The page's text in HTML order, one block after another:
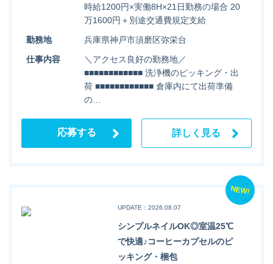
時給1200円×実働8H×21日勤務の場合 20
万1600円＋別途交通費規定支給
勤務地
兵庫県神戸市須磨区弥栄台
仕事内容
＼アクセス良好の勤務地／
■■■■■■■■■■■■ 洗浄機のピッキング・出
荷 ■■■■■■■■■■■■ 倉庫内にて出荷準備
の…
応募する 詳しく見る
NEW!
UPDATE：2026.08.07
シンプルネイルOK◎室温25℃
で快適♪コーヒーカプセルのピ
ッキング・梱包